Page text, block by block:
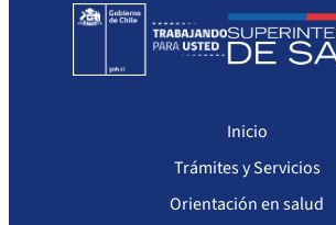
Actas Consejo Consultivo Ley Corta de
Inicio
Trámites y Servicios
Orientación en salud